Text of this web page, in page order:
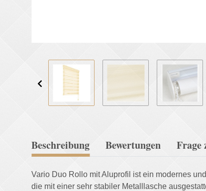
Beschreibung Bewertungen Frage
Vario Duo Rollo mit Aluprofil ist ein modernes
die mit einer sehr stabiler Metalllasche